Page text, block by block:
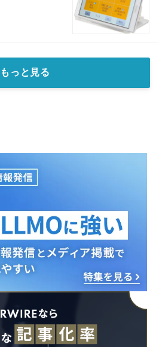
もっと見る